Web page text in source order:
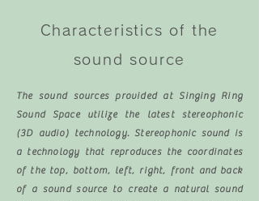
Characteristics of the
sound source
The sound sources provided at Singing Ring
Sound Space utilize the latest stereophonic
(3D audio) technology. Stereophonic sound is
a technology that reproduces the coordinates
of the top, bottom, left, right, front and back
of a sound source to create a natural sound